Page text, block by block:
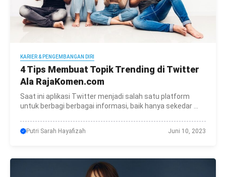
KARIER & PENGEMBANGAN DIRI
4 Tips Membuat Topik Trending di Twitter
Ala RajaKomen.com
Saat ini aplikasi Twitter menjadi salah satu platform
untuk berbagi berbagai informasi, baik hanya sekedar ...
Putri Sarah Hayafizah Juni 10, 2023